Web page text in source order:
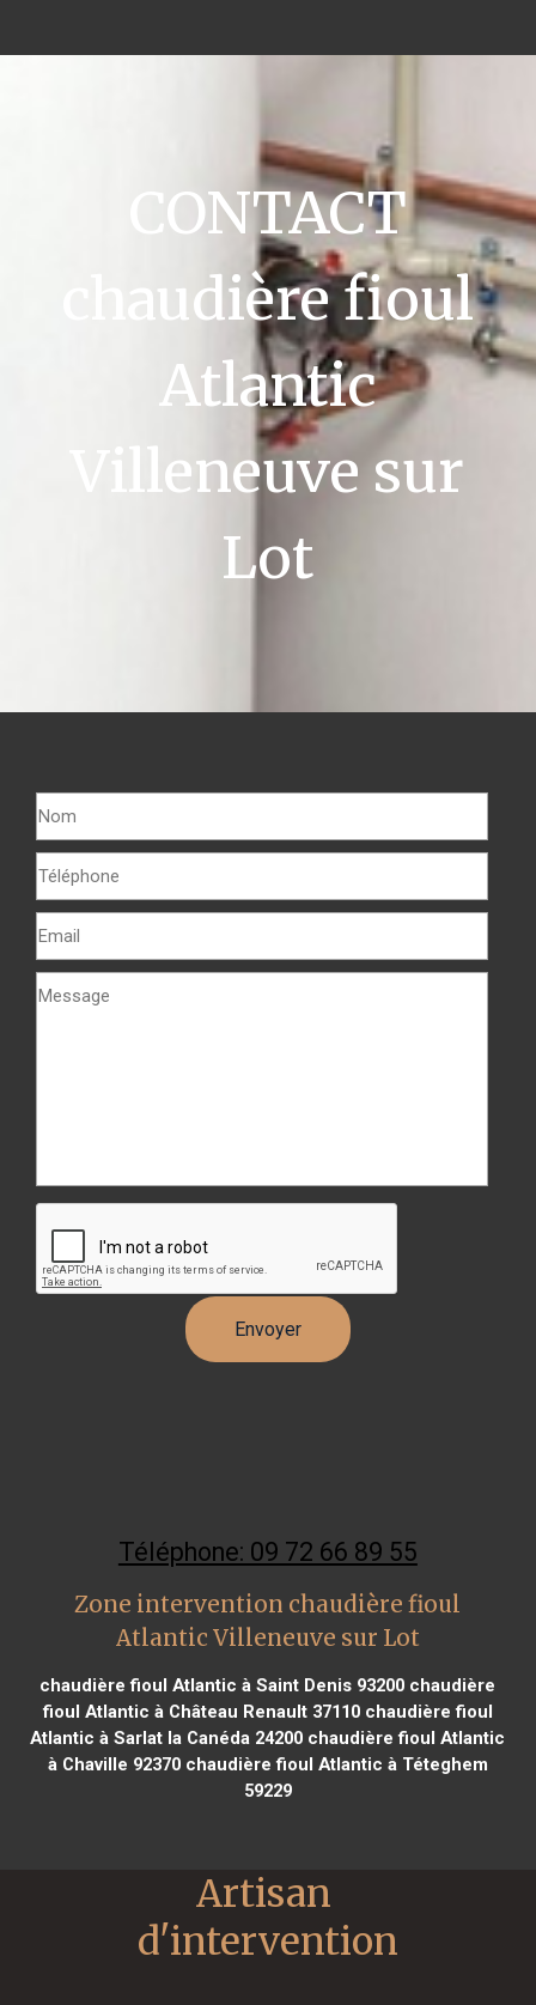
CONTACT
chaudière fioul
Atlantic
Villeneuve sur
Lot
Téléphone: 09 72 66 89 55
Zone intervention chaudière fioul
Atlantic Villeneuve sur Lot
chaudière fioul Atlantic à Saint Denis 93200 chaudière
fioul Atlantic à Château Renault 37110chaudière fioul
Atlantic à Sarlat la Canéda 24200 chaudière fioul Atlantic
à Chaville 92370chaudière fioul Atlantic à Téteghem
59229
Artisan
d'intervention